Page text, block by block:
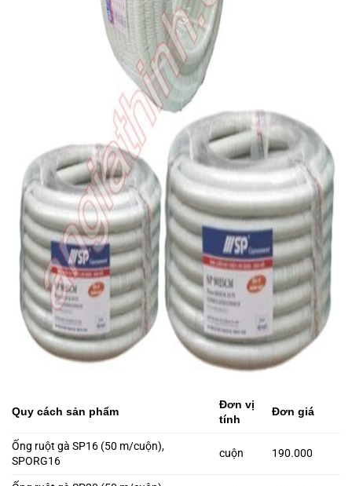
Quy cách sản phẩm
Đơn vị
tính
Đơn giá
Ống ruột gà SP16 (50 m/cuộn),
SPORG16
cuộn 190.000